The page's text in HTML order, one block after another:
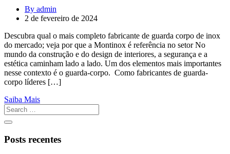
By admin
2 de fevereiro de 2024
Descubra qual o mais completo fabricante de guarda corpo de inox
do mercado; veja por que a Montinox é referência no setor No
mundo da construção e do design de interiores, a segurança e a
estética caminham lado a lado. Um dos elementos mais importantes
nesse contexto é o guarda-corpo. Como fabricantes de guarda-
corpo líderes […]
Saiba Mais
Posts recentes